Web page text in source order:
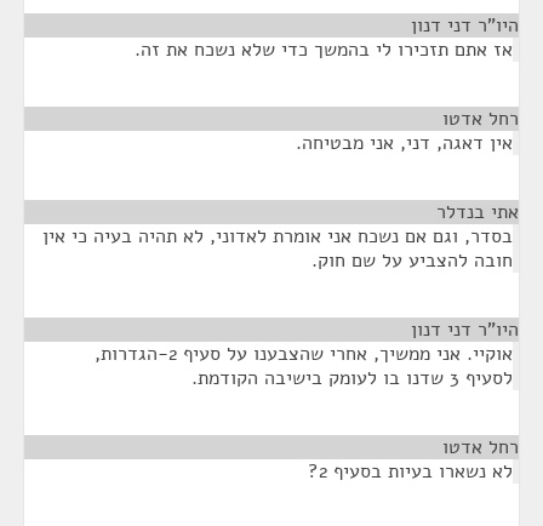
היו"ר דני דנון
אז אתם תזכירו לי בהמשך כדי שלא נשכח את זה.
רחל אדטו
אין דאגה, דני, אני מבטיחה.
אתי בנדלר
בסדר, וגם אם נשכח אני אומרת לאדוני, לא תהיה בעיה כי אין
חובה להצביע על שם חוק.
היו"ר דני דנון
אוקיי. אני ממשיך, אחרי שהצבענו על סעיף 2-הגדרות,
לסעיף 3 שדנו בו לעומק בישיבה הקודמת.
רחל אדטו
לא נשארו בעיות בסעיף 2?